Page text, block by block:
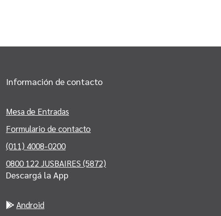
Información de contacto
Mesa de Entradas
Formulario de contacto
(011) 4008-0200
0800 122 JUSBAIRES (5872)
Descargá la App
Android